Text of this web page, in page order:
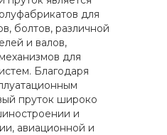
для
болтов, различной
и валов,
для
Благодаря
пруток широко
и
авиационной и